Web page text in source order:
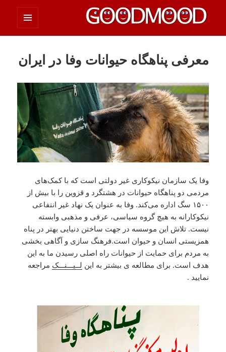
چیزای خووب مووب
معرفی پناهگاه حیوانات وفا در ایران
وفا یک سازمان نیکوکاری غیر دولتی ‌است که با کمک‌های
مردمی دو پناهگاه حیوانات در هشتگرد و قزوین را با بیش از
۱۵۰۰ سگ اداره می‌کند. وفا به عنوان یک نهاد غیر انتفاعی
نیکوکارانه به هیچ گروه سیاسی، عرفی و مذهبی وابسته
نیست. تلاش این موسسه در جهت ساختن دنیایی‌ بهتر در پناه
همزیستی‌ انسان و حیوان است.فرهنگ سازی و آگاهی‌ بخشی
به مردم برای حمایت از حیوانات راه اصلی‌ رسیدن ما به این
هدف است. برای مطالعه ی بیشتر به این لــیـــنـــک مراجعه
نمایید .